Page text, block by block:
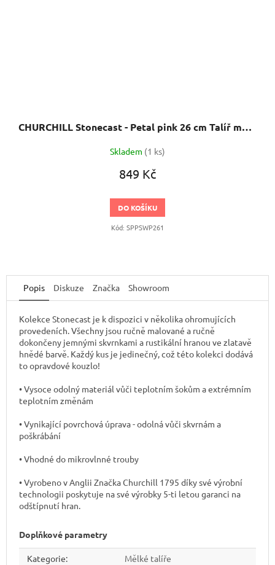
CHURCHILL Stonecast - Petal pink 26 cm Talíř mělký s okrajem
Skladem (1 ks)
849 Kč
DO KOŠÍKU
Kód: SPPSWP261
Popis Diskuze Značka Showroom
Kolekce Stonecast je k dispozici v několika ohromujících
provedeních. Všechny jsou ručně malované a ručně
dokončeny jemnými skvrnkami a rustikální hranou ve zlatavě
hnědé barvě. Každý kus je jedinečný, což této kolekci dodává
to opravdové kouzlo!
• Vysoce odolný materiál vůči teplotním šokům a extrémním
teplotním změnám
• Vynikající povrchová úprava - odolná vůči skvrnám a
poškrábání
• Vhodné do mikrovlnné trouby
• Vyrobeno v Anglii Značka Churchill 1795 díky své výrobní
technologii poskytuje na své výrobky 5-ti letou garanci na
odštípnutí hran.
Doplňkové parametry
Kategorie:
Mělké talíře